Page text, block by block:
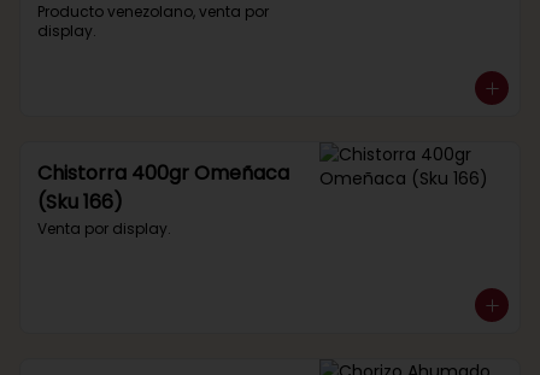
Producto venezolano, venta por
display.
Chistorra 400gr Omeñaca
(Sku 166)
Venta por display.